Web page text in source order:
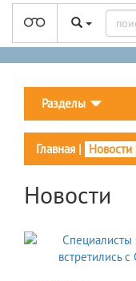
Разделы
Главная | Новости
Новости